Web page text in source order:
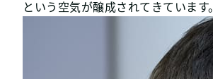
という空気が醸成されてきています。